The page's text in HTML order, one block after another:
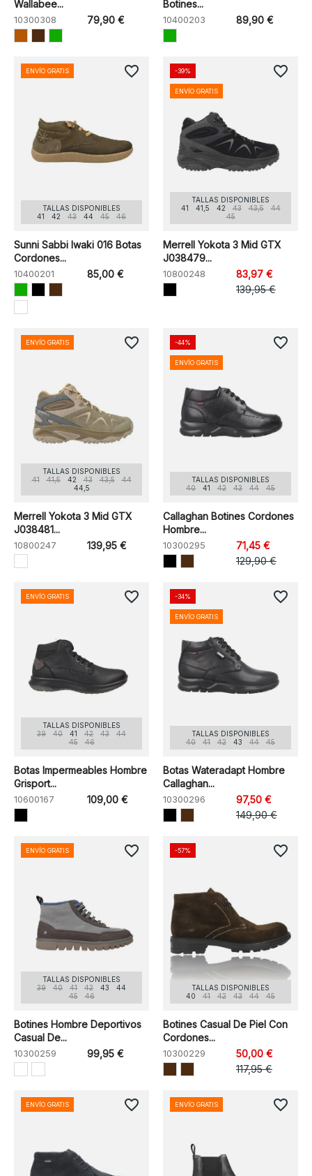
Wallabee...
10300308 79,90 €
Botines...
10400203 89,90 €
TALLAS DISPONIBLES
41
42 43 44 45 46
Sunni Sabbi Iwaki 016 Botas
Cordones...
10400201 85,00 €
ENVÍO GRATIS favorite_border
TALLAS DISPONIBLES
41
41,5 42 43 43,5
44
45
Merrell Yokota 3 Mid GTX
J038479...
10800248
83,97 €
139,95 €
-39%
ENVÍO GRATIS
favorite_border
TALLAS DISPONIBLES
41
41,5 42 43 43,5
44
44,5
Merrell Yokota 3 Mid GTX
J038481...
10800247 139,95 €
ENVÍO GRATIS favorite_border
TALLAS DISPONIBLES
40
41 42 43 44 45
Callaghan Botines Cordones
Hombre...
10300295
71,45 €
129,90 €
-44%
ENVÍO GRATIS
favorite_border
TALLAS DISPONIBLES
39
40 41 42 43
44
45
46
Botas Impermeables Hombre
Grisport...
10600167 109,00 €
ENVÍO GRATIS favorite_border
TALLAS DISPONIBLES
40
41 42 43 44 45
Botas Wateradapt Hombre
Callaghan...
10300296
97,50 €
149,90 €
-34%
ENVÍO GRATIS
favorite_border
TALLAS DISPONIBLES
39
40 41 42 43
44
45
46
Botines Hombre Deportivos
Casual De...
10300259 99,95 €
ENVÍO GRATIS favorite_border
TALLAS DISPONIBLES
40
41 42 43 44 45
Botines Casual De Piel Con
Cordones...
10300229
50,00 €
117,95 €
-57% favorite_border
ENVÍO GRATIS favorite_border ENVÍO GRATIS favorite_border